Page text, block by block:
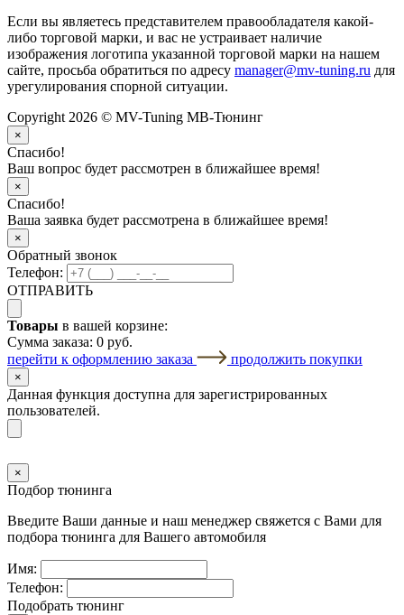
Если вы являетесь представителем правообладателя какой-
либо торговой марки, и вас не устраивает наличие
изображения логотипа указанной торговой марки на нашем
сайте, просьба обратиться по адресу manager@mv-tuning.ru для
урегулирования спорной ситуации.
Copyright 2026 © MV-Tuning МВ-Тюнинг
×
Спасибо!
Ваш вопрос будет рассмотрен в ближайшее время!
×
Спасибо!
Ваша заявка будет рассмотрена в ближайшее время!
×
Обратный звонок
Телефон:
ОТПРАВИТЬ
Товары в вашей корзине:
Сумма заказа: 0 руб.
перейти к оформлению заказа
продолжить покупки
×
Данная функция доступна для зарегистрированных
пользователей.
×
Подбор тюнинга
Введите Ваши данные и наш менеджер свяжется с Вами для
подбора тюнинга для Вашего автомобиля
Имя:
Телефон:
Подобрать тюнинг